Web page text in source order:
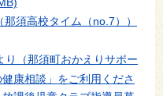
須高校タイム（no.7））
り（那須町おかえりサポー
康相談」をご利用くださ